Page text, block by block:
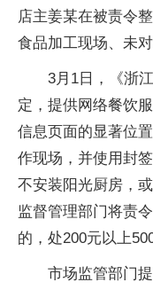
店主姜某在被责令
食品加工现场、未对
3月1日，《浙
定，提供网络餐饮
信息页面的显著位
作现场，并使用封
不安装阳光厨房，
监督管理部门将责
的，处200元以上
市场监管部门